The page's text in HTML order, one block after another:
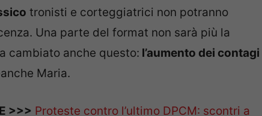
tronisti e corteggiatrici non potranno
Una parte del format non sarà più la
cambiato anche questo: l’aumento dei contagi
Maria.
>>> Proteste contro l’ultimo DPCM: scontri a